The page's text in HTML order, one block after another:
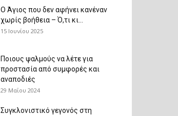
Ο Άγιος που δεν αφήνει κανέναν
χωρίς βοήθεια – Ό,τι κι...
15 Ιουνίου 2025
Ποιους ψαλμούς να λέτε για
προστασία από συμφορές και
αναποδιές
29 Μαΐου 2024
Συγκλονιστικό γεγονός στη